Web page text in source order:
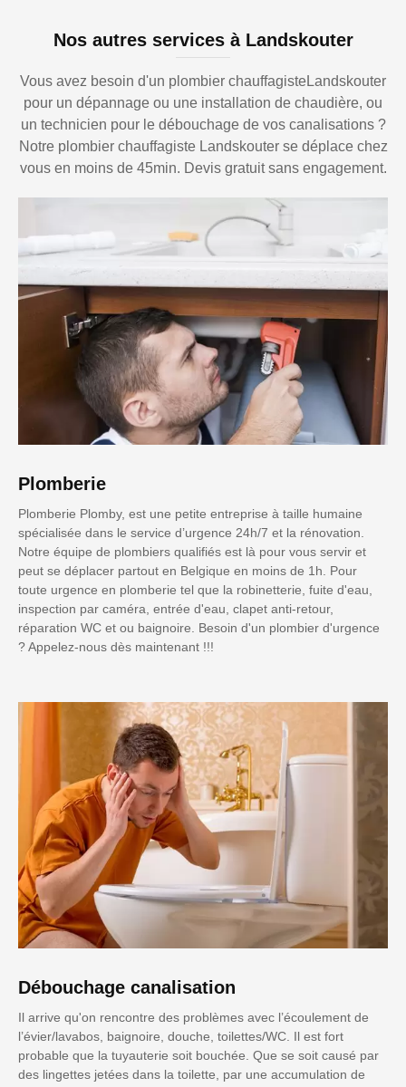
Nos autres services à Landskouter
Vous avez besoin d'un plombier chauffagisteLandskouter
pour un dépannage ou une installation de chaudière, ou
un technicien pour le débouchage de vos canalisations ?
Notre plombier chauffagiste Landskouter se déplace chez
vous en moins de 45min. Devis gratuit sans engagement.
Plomberie
Plomberie Plomby, est une petite entreprise à taille humaine
spécialisée dans le service d’urgence 24h/7 et la rénovation.
Notre équipe de plombiers qualifiés est là pour vous servir et
peut se déplacer partout en Belgique en moins de 1h. Pour
toute urgence en plomberie tel que la robinetterie, fuite d'eau,
inspection par caméra, entrée d'eau, clapet anti-retour,
réparation WC et ou baignoire. Besoin d'un plombier d'urgence
? Appelez-nous dès maintenant !!!
Débouchage canalisation
Il arrive qu'on rencontre des problèmes avec l’écoulement de
l’évier/lavabos, baignoire, douche, toilettes/WC. Il est fort
probable que la tuyauterie soit bouchée. Que se soit causé par
des lingettes jetées dans la toilette, par une accumulation de